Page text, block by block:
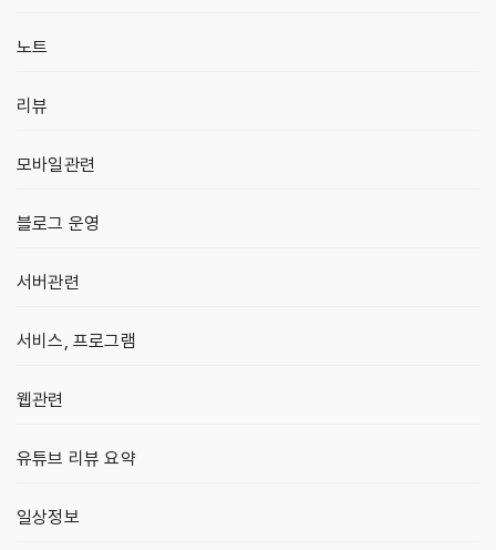
노트
리뷰
모바일관련
블로그 운영
서버관련
서비스, 프로그램
웹관련
유튜브 리뷰 요약
일상정보